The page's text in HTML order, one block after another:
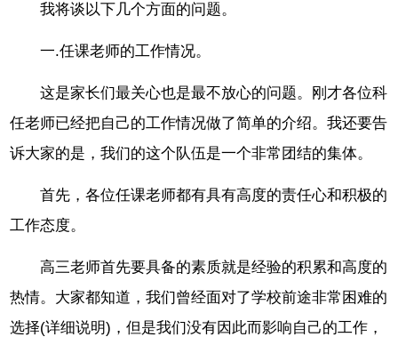
我将谈以下几个方面的问题。
一.任课老师的工作情况。
这是家长们最关心也是最不放心的问题。刚才各位科
任老师已经把自己的工作情况做了简单的介绍。我还要告
诉大家的是，我们的这个队伍是一个非常团结的集体。
首先，各位任课老师都有具有高度的责任心和积极的
工作态度。
高三老师首先要具备的素质就是经验的积累和高度的
热情。大家都知道，我们曾经面对了学校前途非常困难的
选择(详细说明)，但是我们没有因此而影响自己的工作，